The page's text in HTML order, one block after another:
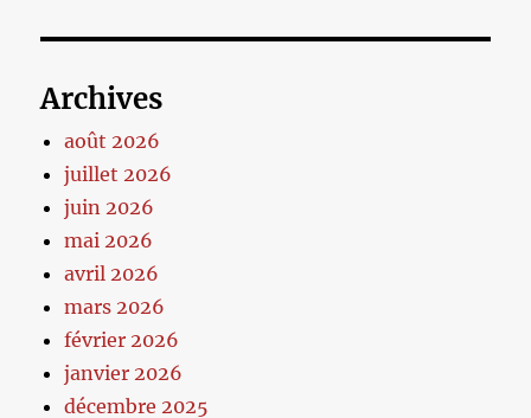
Archives
août 2026
juillet 2026
juin 2026
mai 2026
avril 2026
mars 2026
février 2026
janvier 2026
décembre 2025